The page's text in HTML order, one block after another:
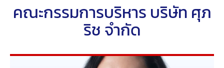
คณะกรรมการบริหาร บริษัท ศุภ
ริช จำกัด